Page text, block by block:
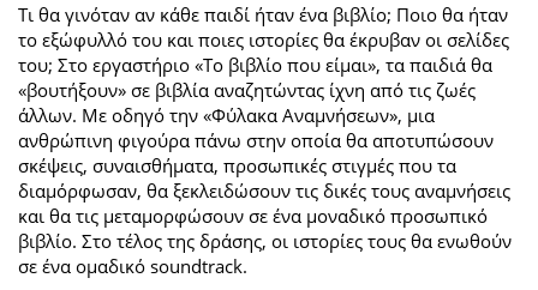
Τι θα γινόταν αν κάθε παιδί ήταν ένα βιβλίο; Ποιο θα ήταν
το εξώφυλλό του και ποιες ιστορίες θα έκρυβαν οι σελίδες
του; Στο εργαστήριο «Το βιβλίο που είμαι», τα παιδιά θα
«βουτήξουν» σε βιβλία αναζητώντας ίχνη από τις ζωές
άλλων. Με οδηγό την «Φύλακα Αναμνήσεων», μια
ανθρώπινη φιγούρα πάνω στην οποία θα αποτυπώσουν
σκέψεις, συναισθήματα, προσωπικές στιγμές που τα
διαμόρφωσαν, θα ξεκλειδώσουν τις δικές τους αναμνήσεις
και θα τις μεταμορφώσουν σε ένα μοναδικό προσωπικό
βιβλίο. Στο τέλος της δράσης, οι ιστορίες τους θα ενωθούν
σε ένα ομαδικό soundtrack.